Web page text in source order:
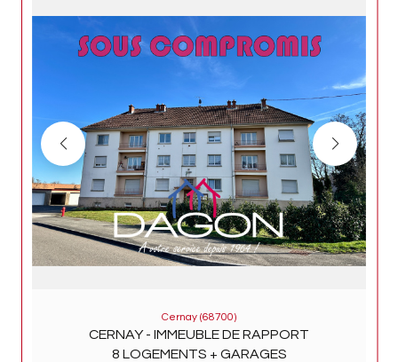
Cernay (68700)
CERNAY - IMMEUBLE DE RAPPORT
8 LOGEMENTS + GARAGES